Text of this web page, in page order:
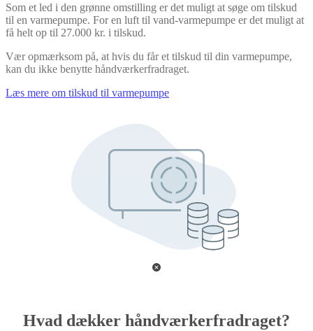
Som et led i den grønne omstilling er det muligt at søge om tilskud
til en varmepumpe. For en luft til vand-varmepumpe er det muligt at
få helt op til 27.000 kr. i tilskud.
Vær opmærksom på, at hvis du får et tilskud til din varmepumpe,
kan du ikke benytte håndværkerfradraget.
Læs mere om tilskud til varmepumpe
Hvad dækker håndværkerfradraget?